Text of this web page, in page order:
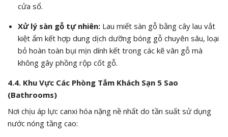
cửa sổ.
Xử lý sàn gỗ tự nhiên:Lau miết sàn gỗ bằng cây lau vắt
kiệt ẩm kết hợp dung dịch dưỡng bóng gỗ chuyên sâu, loại
bỏ hoàn toàn bụi mịn dính kết trong các kẽ vân gỗ mà
không gây phồng rộp cốt gỗ.
4.4. Khu Vực Các Phòng Tắm Khách Sạn 5 Sao
(Bathrooms)
Nơi chịu áp lực canxi hóa nặng nề nhất do tần suất sử dụng
nước nóng tầng cao: